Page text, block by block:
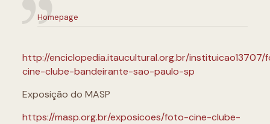
Homepage
http://enciclopedia.itaucultural.org.br/
cine-clube-bandeirante-sao-paulo-sp
Exposição do MASP
https://masp.org.br/exposicoes/foto-cine-clube-